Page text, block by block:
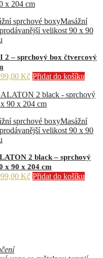
sprchové boxyMasážní
velikost 90 x 90
2 – sprchový box čtvercový
KčAktuální
je:
11
Přidat do košíku
sprchové boxyMasážní
velikost 90 x 90
2 black – sprchový
x 90 x 204 cm
KčAktuální
Přidat do košíku